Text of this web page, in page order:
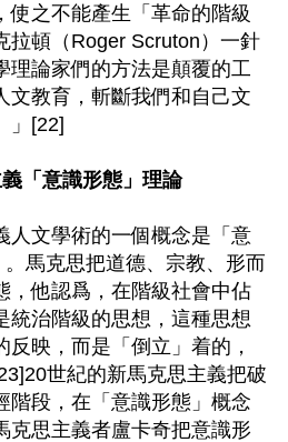
使之不能產生「革命的階級
拉頓（Roger Scruton）一針
理論家們的方法是顛覆的工
文教育，斬斷我們和自己文
」[22]
「意識形態」理論
人文學術的一個概念是「意
馬克思把道德、宗教、形而
，他認爲，在階級社會中佔
統治階級的思想，這種思想
映，而是「倒立」着的，
世紀的新馬克思主義把破
階段，在「意識形態」概念
克思主義者盧卡奇把意識形